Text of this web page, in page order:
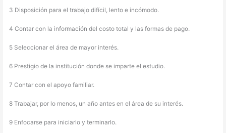
3 Disposición para el trabajo difícil, lento e incómodo.
4 Contar con la información del costo total y las formas de pago.
5 Seleccionar el área de mayor interés.
6 Prestigio de la institución donde se imparte el estudio.
7 Contar con el apoyo familiar.
8 Trabajar, por lo menos, un año antes en el área de su interés.
9 Enfocarse para iniciarlo y terminarlo.